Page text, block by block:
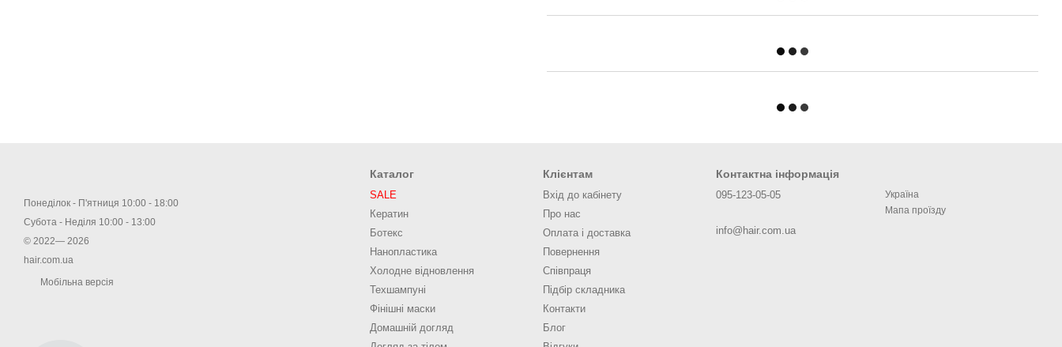
Понеділок - П'ятниця 10:00 - 18:00
Субота - Неділя 10:00 - 13:00
© 2022— 2026
hair.com.ua
Мобільна версія
Каталог
SALE
Кератин
Ботекс
Нанопластика
Холодне відновлення
Техшампуні
Фінішні маски
Домашній догляд
Клієнтам
Вхід до кабінету
Про нас
Оплата і доставка
Повернення
Співпраця
Підбір складника
Контакти
Блог
Контактна інформація
095-123-05-05
info@hair.com.ua
Україна
Мапа проїзду